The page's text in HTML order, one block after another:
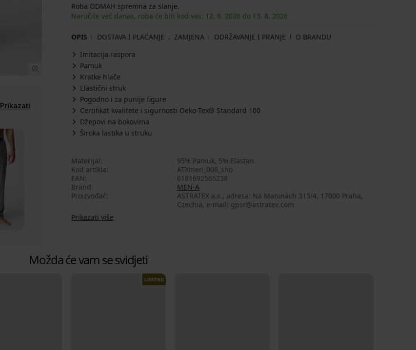
Prikazati
Roba ODMAH spremna za slanje.
Naručite već danas, roba će biti kod vas: 12. 8. 2026 do 13. 8. 2026
OPIS DOSTAVA I PLAĆANJE ZAMJENA ODRŽAVANJE I PRANJE
O BRANDU
Imitacija raspora
Pamuk
Kratke hlače
Elastični struk
Pogodno i za punije figure
Certifikat kvalitete i sigurnosti Oeko-Tex® Standard 100
Džepovi na bokovima
Široka lastika u struku
Materijal
95% Pamuk, 5% Elastan
Kod artikla
ATXmen_008_sho
EAN
6181692565238
Brand
MEN-A
Proizvođač
ASTRATEX a.s., adresa: Na Maninách 315/4, 17000 Praha,
Czechia, e-mail: gpsr@astratex.com
Prikazati više
Možda će vam se svidjeti
LIMITED